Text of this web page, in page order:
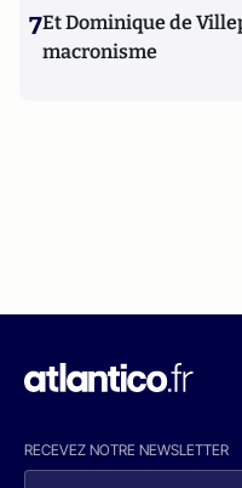
7Et Dominique de
macronisme
RECEVEZ NOTRE NEWSLETTER